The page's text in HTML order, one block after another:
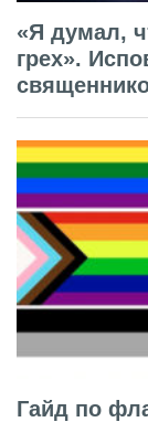
«Я думал,
грех».
Гайд по